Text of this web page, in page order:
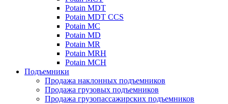
Potain MDT
Potain MDT CCS
Potain MC
Potain MD
Potain MR
Potain MRH
Potain MCH
Подъемники
Продажа наклонных подъемников
Продажа грузовых подъемников
Продажа грузопассажирских подъемников